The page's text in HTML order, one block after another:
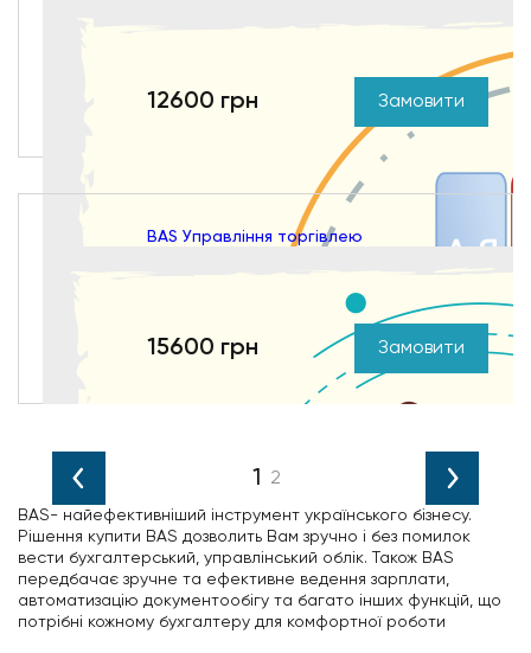
12600 грн Замовити
BAS Управління торгівлею
15600 грн Замовити
BAS- найефективніший інструмент українського бізнесу.
Рішення купити BAS дозволить Вам зручно і без помилок
вести бухгалтерський, управлінський облік. Також BAS
передбачає зручне та ефективне ведення зарплати,
автоматизацію документообігу та багато інших функцій, що
потрібні кожному бухгалтеру для комфортної роботи